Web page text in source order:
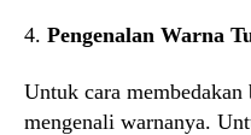
4. Pengenalan Warna
Untuk cara
mengenali warnanya.